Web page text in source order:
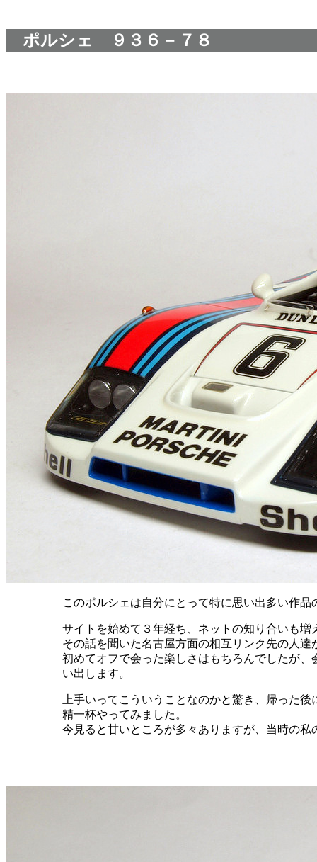
ポルシェ ９３６－７８
このポルシェは自分にとって特に思い出多い作品
サイトを始めて３年経ち、ネットの知り合いも
その話を聞いた名古屋方面の相互リンク先の人
初めてオフで会った楽しさはもちろんでしたが
い出します。
上手いってこういうことなのかと驚き、帰った
精一杯やってみました。
今見ると甘いところが多々ありますが、当時の私